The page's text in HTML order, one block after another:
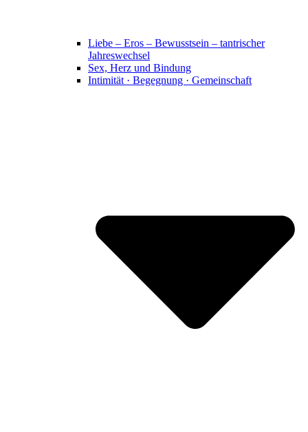
Liebe – Eros – Bewusstsein – tantrischer
Jahreswechsel
Sex, Herz und Bindung
Intimität · Begegnung · Gemeinschaft